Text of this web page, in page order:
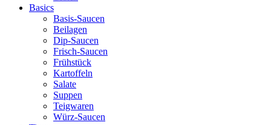
Basics
Basis-Saucen
Beilagen
Dip-Saucen
Frisch-Saucen
Frühstück
Kartoffeln
Salate
Suppen
Teigwaren
Würz-Saucen